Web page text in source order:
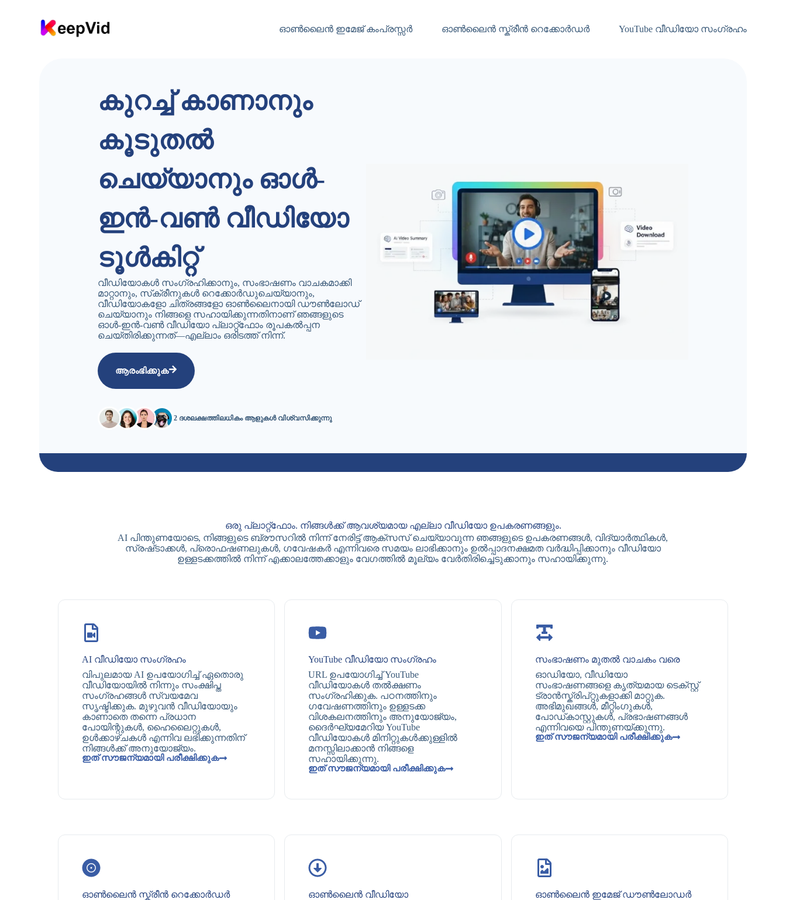
ഓൺലൈൻ ഇമേജ് കംപ്രസ്സർ ഓൺലൈൻ സ്ക്രീൻ റെക്കോർഡർ YouTube വീഡിയോ സംഗ്രഹം
കുറച്ച് കാണാനും
കൂടുതൽ
ചെയ്യാനും ഓൾ-
ഇൻ-വൺ വീഡിയോ
ടൂൾകിറ്റ്
വീഡിയോകൾ സംഗ്രഹിക്കാനും, സംഭാഷണം വാചകമാക്കി
മാറ്റാനും, സ്‌ക്രീനുകൾ റെക്കോർഡുചെയ്യാനും,
വീഡിയോകളോ ചിത്രങ്ങളോ ഓൺലൈനായി ഡൗൺലോഡ്
ചെയ്യാനും നിങ്ങളെ സഹായിക്കുന്നതിനാണ് ഞങ്ങളുടെ
ഓൾ-ഇൻ-വൺ വീഡിയോ പ്ലാറ്റ്‌ഫോം രൂപകൽപ്പന
ചെയ്‌തിരിക്കുന്നത്—എല്ലാം ഒരിടത്ത് നിന്ന്.
ആരംഭിക്കുക
2 ദശലക്ഷത്തിലധികം ആളുകൾ വിശ്വസിക്കുന്നു
ഒരു പ്ലാറ്റ്‌ഫോം. നിങ്ങൾക്ക് ആവശ്യമായ എല്ലാ വീഡിയോ ഉപകരണങ്ങളും.
AI പിന്തുണയോടെ, നിങ്ങളുടെ ബ്രൗസറിൽ നിന്ന് നേരിട്ട് ആക്‌സസ് ചെയ്യാവുന്ന ഞങ്ങളുടെ ഉപകരണങ്ങൾ, വിദ്യാർത്ഥികൾ,
സ്രഷ്‌ടാക്കൾ, പ്രൊഫഷണലുകൾ, ഗവേഷകർ എന്നിവരെ സമയം ലാഭിക്കാനും ഉൽപ്പാദനക്ഷമത വർദ്ധിപ്പിക്കാനും വീഡിയോ
ഉള്ളടക്കത്തിൽ നിന്ന് എക്കാലത്തേക്കാളും വേഗത്തിൽ മൂല്യം വേർതിരിച്ചെടുക്കാനും സഹായിക്കുന്നു.
AI വീഡിയോ സംഗ്രഹം
വിപുലമായ AI ഉപയോഗിച്ച് ഏതൊരു
വീഡിയോയിൽ നിന്നും സംക്ഷിപ്ത
സംഗ്രഹങ്ങൾ സ്വയമേവ
സൃഷ്ടിക്കുക. മുഴുവൻ വീഡിയോയും
കാണാതെ തന്നെ പ്രധാന
പോയിന്റുകൾ, ഹൈലൈറ്റുകൾ,
ഉൾക്കാഴ്ചകൾ എന്നിവ ലഭിക്കുന്നതിന്
നിങ്ങൾക്ക് അനുയോജ്യം.
ഇത് സൗജന്യമായി പരീക്ഷിക്കുക
YouTube വീഡിയോ സംഗ്രഹം
URL ഉപയോഗിച്ച് YouTube
വീഡിയോകൾ തൽക്ഷണം
സംഗ്രഹിക്കുക. പഠനത്തിനും
ഗവേഷണത്തിനും ഉള്ളടക്ക
വിശകലനത്തിനും അനുയോജ്യം,
ദൈർഘ്യമേറിയ YouTube
വീഡിയോകൾ മിനിറ്റുകൾക്കുള്ളിൽ
മനസ്സിലാക്കാൻ നിങ്ങളെ
സഹായിക്കുന്നു.
ഇത് സൗജന്യമായി പരീക്ഷിക്കുക
സംഭാഷണം മുതൽ വാചകം വരെ
ഓഡിയോ, വീഡിയോ
സംഭാഷണങ്ങളെ കൃത്യമായ ടെക്സ്റ്റ്
ട്രാൻസ്ക്രിപ്റ്റുകളാക്കി മാറ്റുക.
അഭിമുഖങ്ങൾ, മീറ്റിംഗുകൾ,
പോഡ്‌കാസ്റ്റുകൾ, പ്രഭാഷണങ്ങൾ
എന്നിവയെ പിന്തുണയ്ക്കുന്നു.
ഇത് സൗജന്യമായി പരീക്ഷിക്കുക
ഓൺലൈൻ സ്ക്രീൻ റെക്കോർഡർ
ഓൺലൈൻ വീഡിയോ
ഓൺലൈൻ ഇമേജ് ഡൗൺലോഡർ